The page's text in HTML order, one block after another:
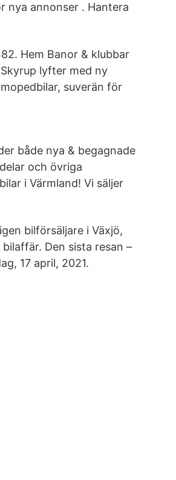
nya annonser . Hantera
Hem Banor & klubbar
lyfter med ny
suverän för
både nya & begagnade
och övriga
i Värmland! Vi säljer
bilförsäljare i Växjö,
Den sista resan –
17 april, 2021.